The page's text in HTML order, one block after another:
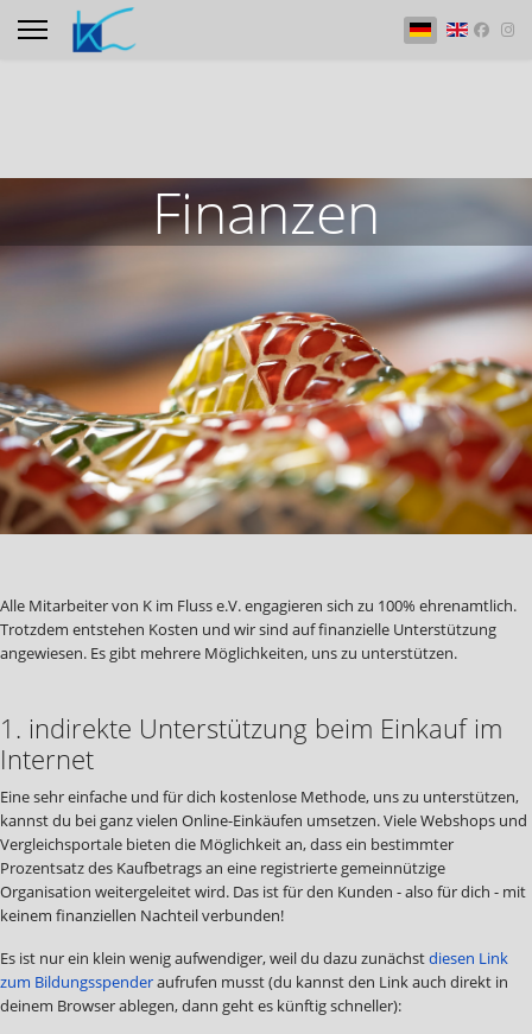
Sprache
Finanzen
Alle Mitarbeiter von K im Fluss e.V. engagieren sich zu 100% ehrenamtlich.
Trotzdem entstehen Kosten und wir sind auf finanzielle Unterstützung
angewiesen. Es gibt mehrere Möglichkeiten, uns zu unterstützen.
1. indirekte Unterstützung beim Einkauf im
Internet
Eine sehr einfache und für dich kostenlose Methode, uns zu unterstützen,
kannst du bei ganz vielen Online-Einkäufen umsetzen. Viele Webshops und
Vergleichsportale bieten die Möglichkeit an, dass ein bestimmter
Prozentsatz des Kaufbetrags an eine registrierte gemeinnützige
Organisation weitergeleitet wird. Das ist für den Kunden - also für dich - mit
keinem finanziellen Nachteil verbunden!
Es ist nur ein klein wenig aufwendiger, weil du dazu zunächstdiesen Link
zum Bildungsspenderaufrufen musst (du kannst den Link auch direkt in
deinem Browser ablegen, dann geht es künftig schneller):